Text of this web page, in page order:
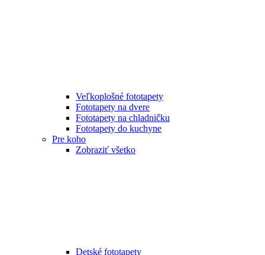
Veľkoplošné fototapety
Fototapety na dvere
Fototapety na chladničku
Fototapety do kuchyne
Pre koho
Zobraziť všetko
Detské fototapety